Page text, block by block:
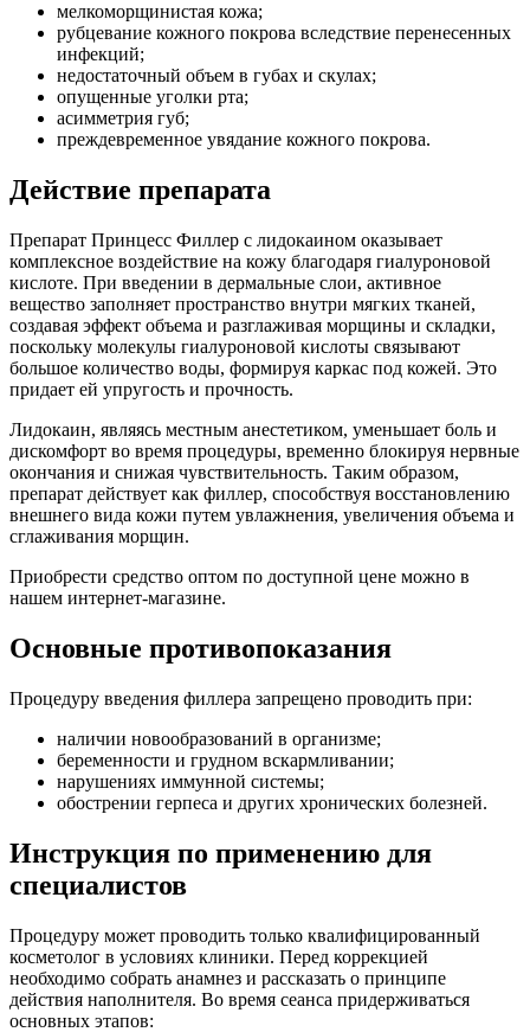
мелкоморщинистая кожа;
рубцевание кожного покрова вследствие перенесенных
инфекций;
недостаточный объем в губах и скулах;
опущенные уголки рта;
асимметрия губ;
преждевременное увядание кожного покрова.
Действие препарата
Препарат Принцесс Филлер с лидокаином оказывает
комплексное воздействие на кожу благодаря гиалуроновой
кислоте. При введении в дермальные слои, активное
вещество заполняет пространство внутри мягких тканей,
создавая эффект объема и разглаживая морщины и складки,
поскольку молекулы гиалуроновой кислоты связывают
большое количество воды, формируя каркас под кожей. Это
придает ей упругость и прочность.
Лидокаин, являясь местным анестетиком, уменьшает боль и
дискомфорт во время процедуры, временно блокируя нервные
окончания и снижая чувствительность. Таким образом,
препарат действует как филлер, способствуя восстановлению
внешнего вида кожи путем увлажнения, увеличения объема и
сглаживания морщин.
Приобрести средство оптом по доступной цене можно в
нашем интернет-магазине.
Основные противопоказания
Процедуру введения филлера запрещено проводить при:
наличии новообразований в организме;
беременности и грудном вскармливании;
нарушениях иммунной системы;
обострении герпеса и других хронических болезней.
Инструкция по применению для
специалистов
Процедуру может проводить только квалифицированный
косметолог в условиях клиники. Перед коррекцией
необходимо собрать анамнез и рассказать о принципе
действия наполнителя. Во время сеанса придерживаться
основных этапов: